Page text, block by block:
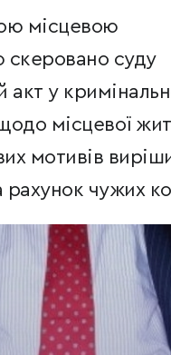
місцевою
скеровано суду
акт у
місцевої
мотивів
рахунок чужих